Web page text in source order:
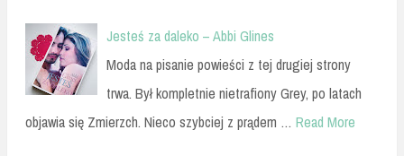
Jesteś za daleko – Abbi Glines
Moda na pisanie powieści z tej drugiej strony
trwa. Był kompletnie nietrafiony Grey, po latach
objawia się Zmierzch. Nieco szybciej z prądem … Read More